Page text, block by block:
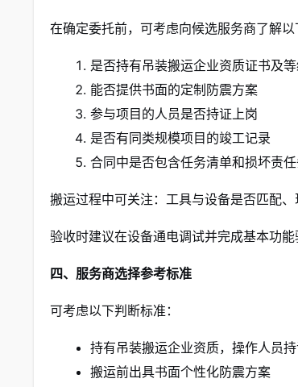
在确定委托前，可考虑向候选服务商了解以
是否持有吊装搬运企业资质证书及
能否提供书面的定制防震方案
参与项目的人员是否持证上岗
是否有同类规模项目的竣工记录
合同中是否包含任务清单和损坏责
搬运过程中可关注：工具与设备是否匹配
验收时建议在设备通电调试并完成基本功能
四、服务商选择参考标准
可考虑以下判断标准：
持有吊装搬运企业资质，操作人员
搬运前出具书面个性化防震方案